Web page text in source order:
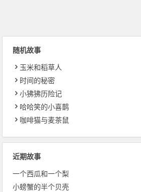
随机故事
玉米和稻草人
时间的秘密
小狒狒历险记
哈哈笑的小喜鹊
咖啡猫与麦茶鼠
近期故事
一个西瓜和一个梨
小螃蟹的半个贝壳